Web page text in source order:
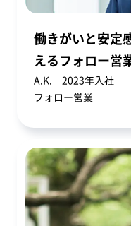
働きがいと安定
えるフォロー営
A.K. 2023年入社
フォロー営業